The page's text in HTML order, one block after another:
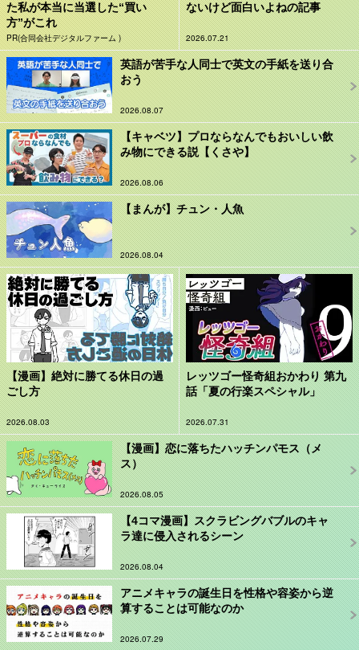
た私が本当に当選した“買い
方”がこれ
PR(合同会社デジタルファーム )
ないけど面白いよねの記事
2026.07.21
英語が苦手な人同士で英文の手紙を送り合
おう
2026.08.07
【キャベツ】プロならなんでもおいしい飲
み物にできる説【くさや】
2026.08.06
【まんが】チュン・人魚
2026.08.04
【漫画】絶対に勝てる休日の過
ごし方
2026.08.03
レッツゴー怪奇組おかわり 第九
話「夏の行楽スペシャル」
2026.07.31
【漫画】恋に落ちたハッチンパモス（メ
ス）
2026.08.05
【4コマ漫画】スクラビングバブルのキャ
ラ達に侵入されるシーン
2026.08.04
アニメキャラの誕生日を性格や容姿から逆
算することは可能なのか
2026.07.29